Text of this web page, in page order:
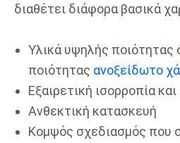
διαθέτει διάφορα βασικά
Υλικά υψηλής
ποιότητας ανοξείδωτο
Εξαιρετική ισορροπία
Ανθεκτική κατασκευή
Κομψός σχεδιασμός που